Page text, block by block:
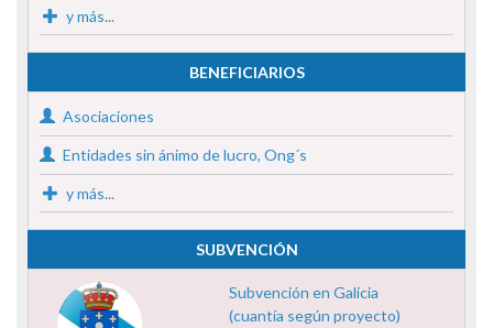
y más...
BENEFICIARIOS
Asociaciones
Entidades sin ánimo de lucro, Ong´s
y más...
SUBVENCIÓN
Subvención en Galicia
(cuantía según proyecto)